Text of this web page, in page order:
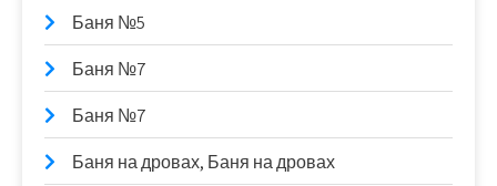
Баня №5
Баня №7
Баня №7
Баня на дровах, Баня на дровах